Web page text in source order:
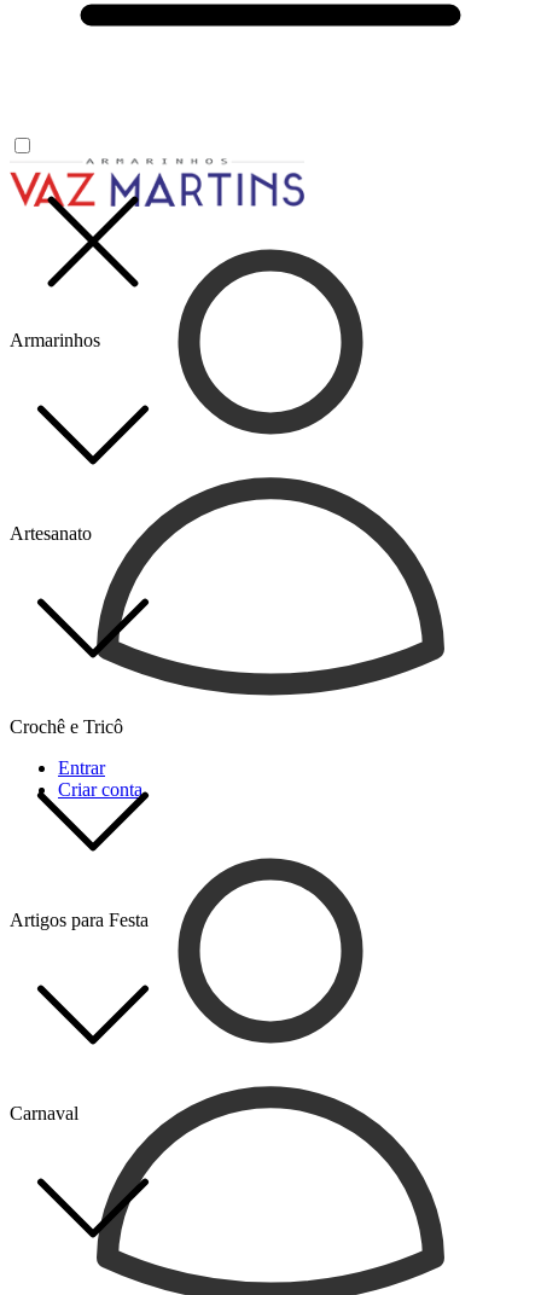
Armarinhos
Artesanato
Crochê e Tricô
Artigos para Festa
Carnaval
Entrar
Criar conta